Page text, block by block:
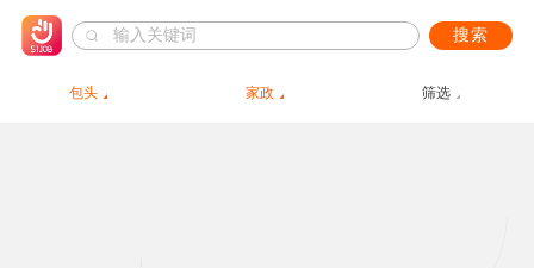
搜索
包头 家政 筛选